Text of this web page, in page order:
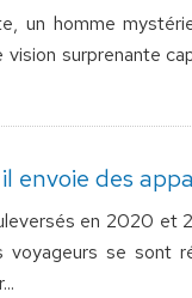
un homme
surprenante
envoie des
en 2020 et
voyageurs se sont